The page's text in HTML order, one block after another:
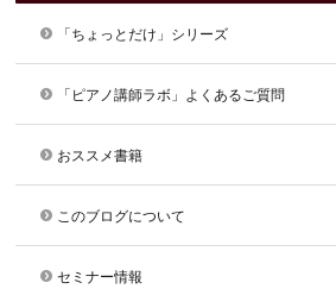
「ちょっとだけ」シリーズ
「ピアノ講師ラボ」よくあるご質問
おススメ書籍
このブログについて
セミナー情報